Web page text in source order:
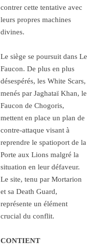
contrer cette tentative avec
leurs propres machines
divines.
Le siège se poursuit dans Le
Faucon. De plus en plus
désespérés, les White Scars,
menés par Jaghataï Khan, le
Faucon de Chogoris,
mettent en place un plan de
contre-attaque visant à
reprendre le spatioport de la
Porte aux Lions malgré la
situation en leur défaveur.
Le site, tenu par Mortarion
et sa Death Guard,
représente un élément
crucial du conflit.
CONTIENT